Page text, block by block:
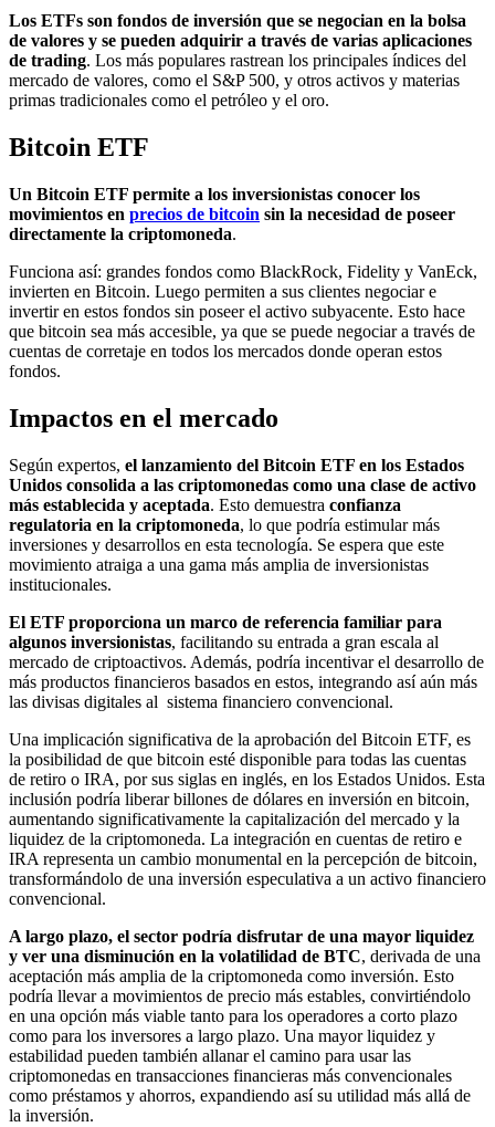
Los ETFs son fondos de inversión que se negocian en la bolsa
de valores y se pueden adquirir a través de varias aplicaciones
de trading. Los más populares rastrean los principales índices del
mercado de valores, como el S&P 500, y otros activos y materias
primas tradicionales como el petróleo y el oro.
Bitcoin ETF
Un Bitcoin ETF permite a los inversionistas conocer los
movimientos en precios de bitcoin sin la necesidad de poseer
directamente la criptomoneda.
Funciona así: grandes fondos como BlackRock, Fidelity y VanEck,
invierten en Bitcoin. Luego permiten a sus clientes negociar e
invertir en estos fondos sin poseer el activo subyacente. Esto hace
que bitcoin sea más accesible, ya que se puede negociar a través de
cuentas de corretaje en todos los mercados donde operan estos
fondos.
Impactos en el mercado
Según expertos, el lanzamiento del Bitcoin ETF en los Estados
Unidos consolida a las criptomonedas como una clase de activo
más establecida y aceptada. Esto demuestra confianza
regulatoria en la criptomoneda, lo que podría estimular más
inversiones y desarrollos en esta tecnología. Se espera que este
movimiento atraiga a una gama más amplia de inversionistas
institucionales.
El ETF proporciona un marco de referencia familiar para
algunos inversionistas, facilitando su entrada a gran escala al
mercado de criptoactivos. Además, podría incentivar el desarrollo de
más productos financieros basados en estos, integrando así aún más
las divisas digitales al sistema financiero convencional.
Una implicación significativa de la aprobación del Bitcoin ETF, es
la posibilidad de que bitcoin esté disponible para todas las cuentas
de retiro o IRA, por sus siglas en inglés, en los Estados Unidos. Esta
inclusión podría liberar billones de dólares en inversión en bitcoin,
aumentando significativamente la capitalización del mercado y la
liquidez de la criptomoneda. La integración en cuentas de retiro e
IRA representa un cambio monumental en la percepción de bitcoin,
transformándolo de una inversión especulativa a un activo financiero
convencional.
A largo plazo, el sector podría disfrutar de una mayor liquidez
y ver una disminución en la volatilidad de BTC, derivada de una
aceptación más amplia de la criptomoneda como inversión. Esto
podría llevar a movimientos de precio más estables, convirtiéndolo
en una opción más viable tanto para los operadores a corto plazo
como para los inversores a largo plazo. Una mayor liquidez y
estabilidad pueden también allanar el camino para usar las
criptomonedas en transacciones financieras más convencionales
como préstamos y ahorros, expandiendo así su utilidad más allá de
la inversión.